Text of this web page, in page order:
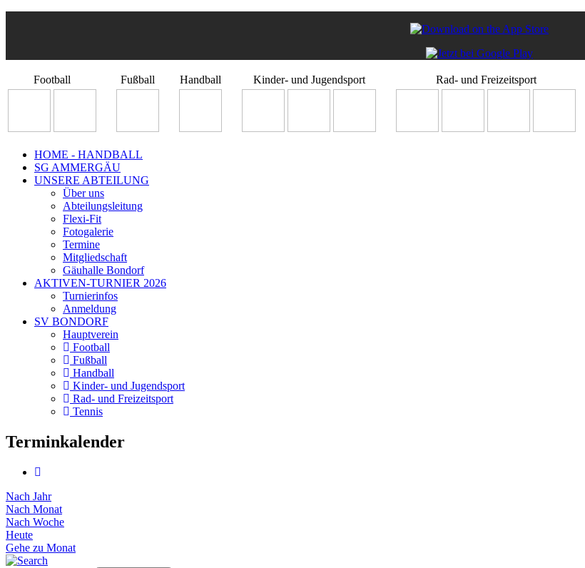
Football Fußball Handball Kinder- und Jugendsport Rad- und Freizeitsport
HOME - HANDBALL
SG AMMERGÄU
UNSERE ABTEILUNG
Über uns
Abteilungsleitung
Flexi-Fit
Fotogalerie
Termine
Mitgliedschaft
Gäuhalle Bondorf
AKTIVEN-TURNIER 2026
Turnierinfos
Anmeldung
SV BONDORF
Hauptverein
Football
Fußball
Handball
Kinder- und Jugendsport
Rad- und Freizeitsport
Tennis
Terminkalender
Nach Jahr
Nach Monat
Nach Woche
Heute
Gehe zu Monat